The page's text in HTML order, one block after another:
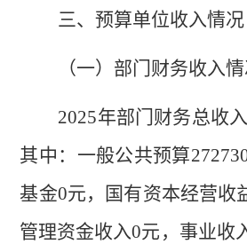
三、预算单位收入情况
（一）部门财务收入
2025年部门财务总收入
其中：一般公共预算
基金0元，国有资本经营收
管理资金收入0元 ， 事业收